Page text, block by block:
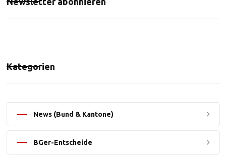
Kategorien
News (Bund & Kantone)
BGer-Entscheide